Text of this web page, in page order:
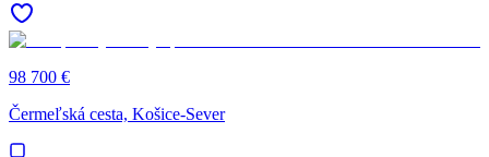
98 700 €
Čermeľská cesta, Košice-Sever